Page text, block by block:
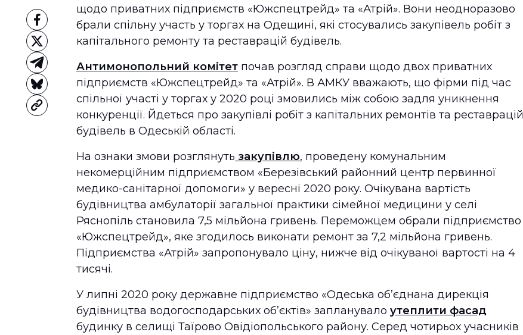
щодо приватних підприємств «Южспецтрейд» та «Атрій». Вони неодноразово
брали спільну участь у торгах на Одещині, які стосувались закупівель робіт з
капітального ремонту та реставрацій будівель.
Антимонопольний комітет почав розгляд справи щодо двох приватних
підприємств «Южспецтрейд» та «Атрій». В АМКУ вважають, що фірми під час
спільної участі у торгах у 2020 році змовились між собою задля уникнення
конкуренції. Йдеться про закупівлі робіт з капітальних ремонтів та реставрацій
будівель в Одеській області.
На ознаки змови розглянуть закупівлю, проведену комунальним
некомерційним підприємством «Березівський районний центр первинної
медико-санітарної допомоги» у вересні 2020 року. Очікувана вартість
будівництва амбулаторії загальної практики сімейної медицини у селі
Ряснопіль становила 7,5 мільйона гривень. Переможцем обрали підприємство
«Южспецтрейд», яке згодилось виконати ремонт за 7,2 мільйона гривень.
Підприємства «Атрій» запропонувало ціну, нижче від очікуваної вартості на 4
тисячі.
У липні 2020 року державне підприємство «Одеська об’єднана дирекція
будівництва водогосподарських об’єктів» запланувало утеплити фасад
будинку в селищі Таїрово Овідіопольського району. Серед чотирьох учасників